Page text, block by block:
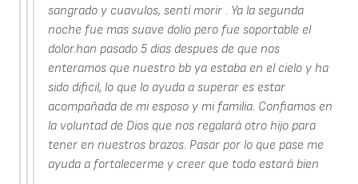
sangrado y cuavulos, sentí morir . Ya la segunda
noche fue mas suave dolio pero fue soportable el
dolor.han pasado 5 dias despues de que nos
enteramos que nuestro bb ya estaba en el cielo y ha
sido dificil, lo que lo ayuda a superar es estar
acompañada de mi esposo y mi familia. Confiamos en
la voluntad de Dios que nos regalará otro hijo para
tener en nuestros brazos. Pasar por lo que pase me
ayuda a fortalecerme y creer que todo estará bien